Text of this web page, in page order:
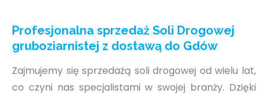
Profesjonalna sprzedaż Soli Drogowej
gruboziarnistej z dostawą do Gdów
Zajmujemy się sprzedażą soli drogowej od wielu lat,
co czyni nas specjalistami w swojej branży. Dzięki